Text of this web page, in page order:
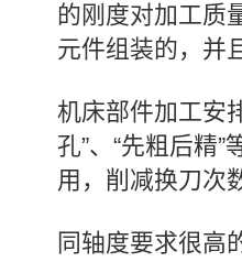
的刚度对加工质
元件组装的，并
机床部件加工安
孔”、“先粗后精
用，削减换刀次
同轴度要求很高